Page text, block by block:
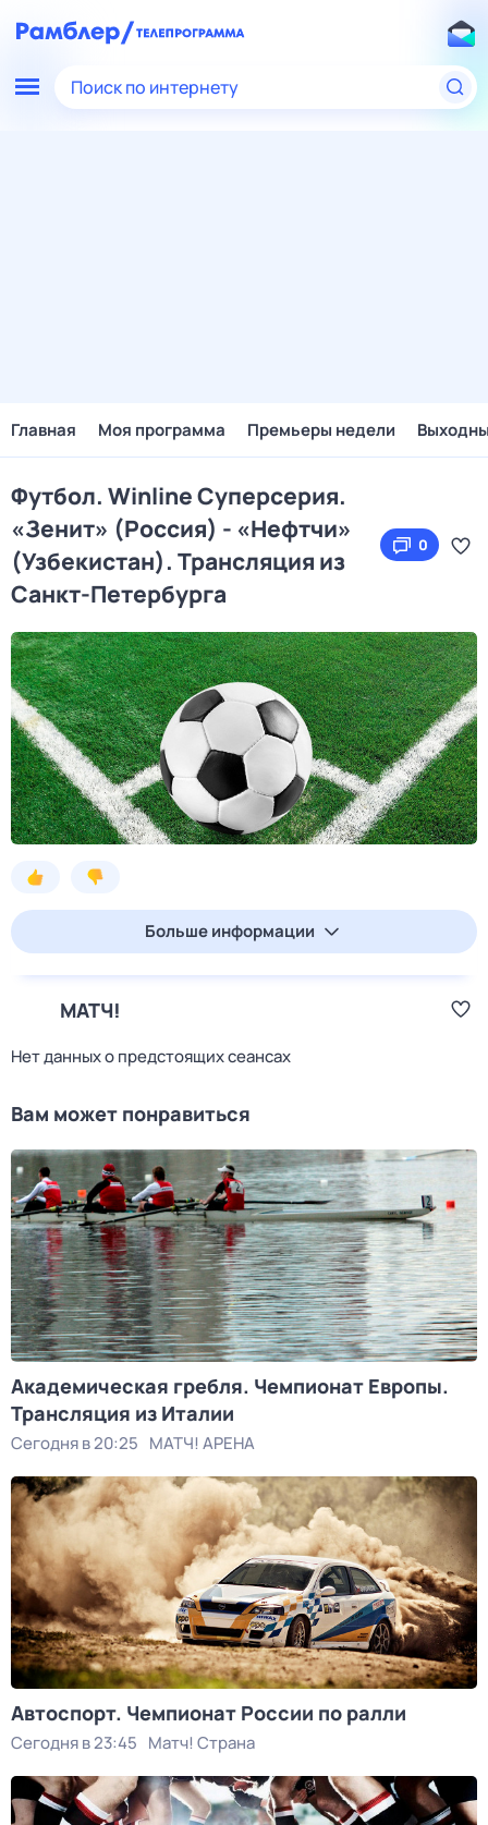
Поиск по интернету
Главная Моя программа Премьеры недели
Футбол. Winline Суперсерия.
«Зенит» (Россия) - «Нефтчи»
(Узбекистан). Трансляция из
Санкт-Петербурга
0
Больше информации
МАТЧ!
Нет данных о предстоящих сеансах
Вам может понравиться
Академическая гребля. Чемпионат Европы.
Трансляция из Италии
Сегодня в 20:25 МАТЧ! АРЕНА
Автоспорт. Чемпионат России по ралли
Сегодня в 23:45 Матч! Страна